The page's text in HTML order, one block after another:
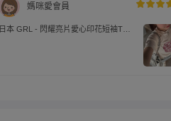
媽咪愛會員
日本 GRL - 閃耀亮片愛心印花短袖T恤-